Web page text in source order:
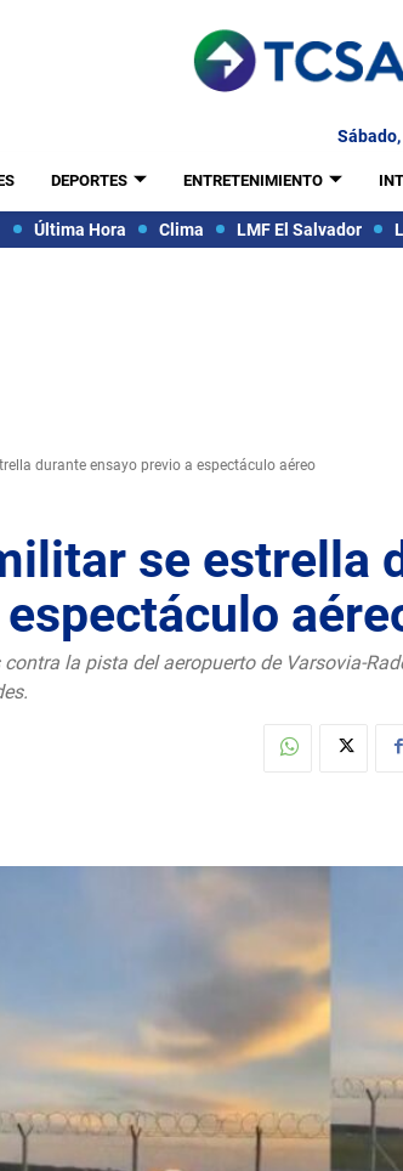
DEPORTES ENTRETENIMIENTO
Última Hora Clima LMF El Salvador
durante ensayo previo a espectáculo aéreo
se estrella
la pista del aeropuerto de Varsovia-